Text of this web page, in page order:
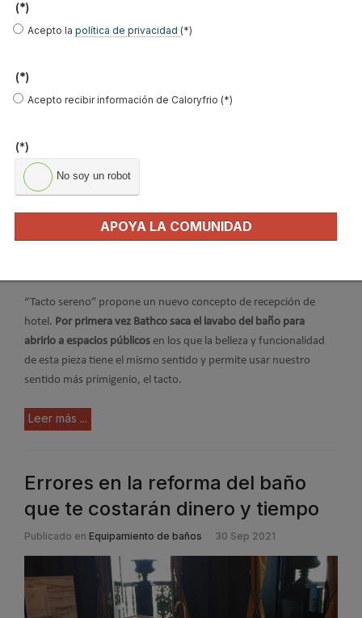
espacio Bathco en Casa Decor 2022que se puede visitar hasta el
“Tacto sereno” propone un nuevo concepto de recepción de
hotel. Por primera vez Bathco saca el lavabo del baño para
abrirlo a espacios públicos en los que la belleza y funcionalidad
de esta pieza tiene el mismo sentido y permite usar nuestro
sentido más primigenio, el tacto.
Leer más ...
Errores en la reforma del baño
que te costarán dinero y tiempo
Publicado en Equipamiento de baños 30 Sep 2021
(*)
Acepto la política de privacidad (*)
(*)
Acepto recibir información de Caloryfrio (*)
(*)
No soy un robot
APOYA LA COMUNIDAD